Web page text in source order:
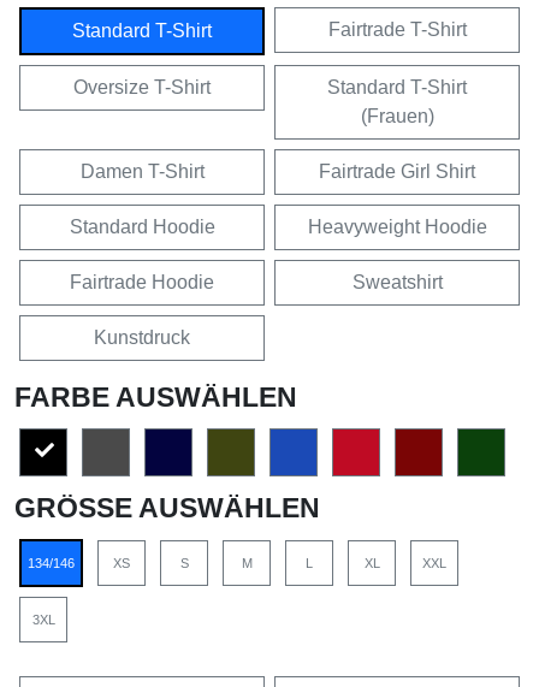
Standard T-Shirt Fairtrade T-Shirt
Oversize T-Shirt
Standard T-Shirt
(Frauen)
Damen T-Shirt Fairtrade Girl Shirt
Standard Hoodie Heavyweight Hoodie
Fairtrade Hoodie Sweatshirt
Kunstdruck
FARBE AUSWÄHLEN
GRÖSSE AUSWÄHLEN
134/146 XS S M XL XXL
3XL